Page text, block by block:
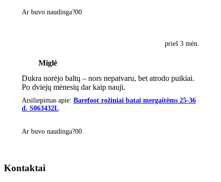
Ar buvo naudinga?00
prieš 3 mėn.
Miglė
Dukra norėjo baltų – nors nepatvaru, bet atrodo puikiai.
Po dviejų mėnesių dar kaip nauji.
Atsiliepimas apie: Barefoot rožiniai batai mergaitėms 25-36
d. S063432L
Ar buvo naudinga?00
Kontaktai